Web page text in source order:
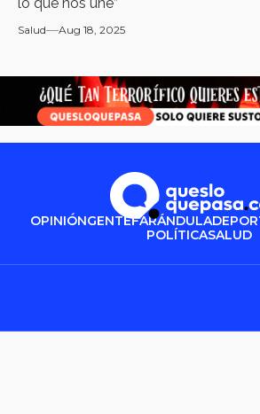
lo que nos une”
Salud Aug 18, 2025
OPINIÓNGENTEFARÁNDULA
POLÍTICASALUD